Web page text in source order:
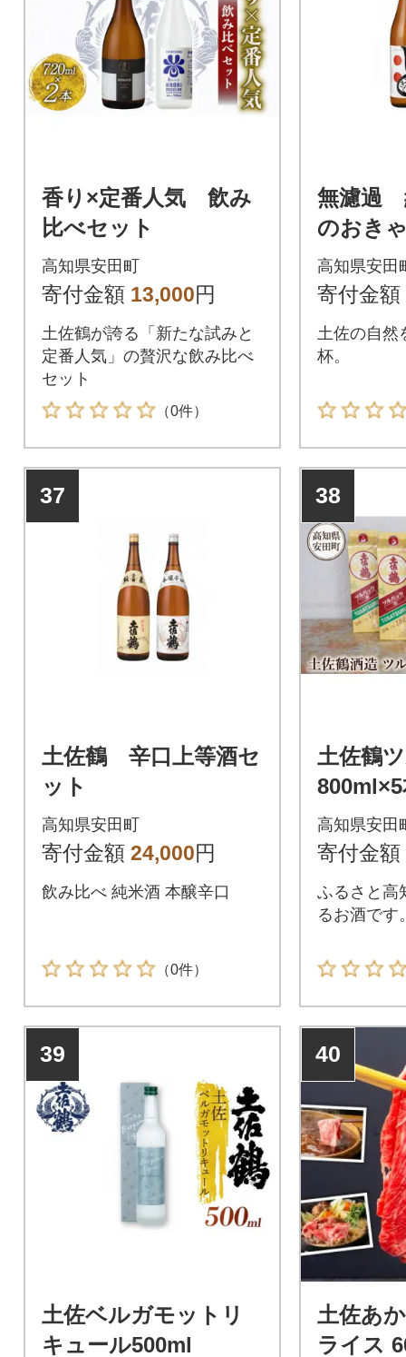
香り×定番人気 飲み
比べセット
高知県安田町
寄付金額 13,000円
土佐鶴が誇る「新たな試みと
定番人気」の贅沢な飲み比べ
セット
（0件）
無濾過
のおき
本
高知県安田
寄付金額
土佐の自然
杯。
37
土佐鶴 辛口上等酒セ
ット
高知県安田町
寄付金額 24,000円
飲み比べ 純米酒 本醸辛口
（0件）
38
土佐鶴
高知県安田
寄付金額
ふるさと高
るお酒です
39
土佐ベルガモットリ
キュール500ml
40
土佐あ
ライス